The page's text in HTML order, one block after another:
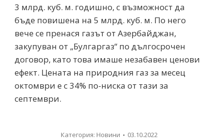
3 млрд. куб. м. годишно, с възможност да
бъде повишена на 5 млрд. куб. м. По него
вече се пренася газът от Азербайджан,
закупуван от „Булгаргаз“ по дългосрочен
договор, като това имаше незабавен ценови
ефект. Цената на природния газ за месец
октомври е с 34% по-ниска от тази за
септември.
Категория: Новини 03.10.2022